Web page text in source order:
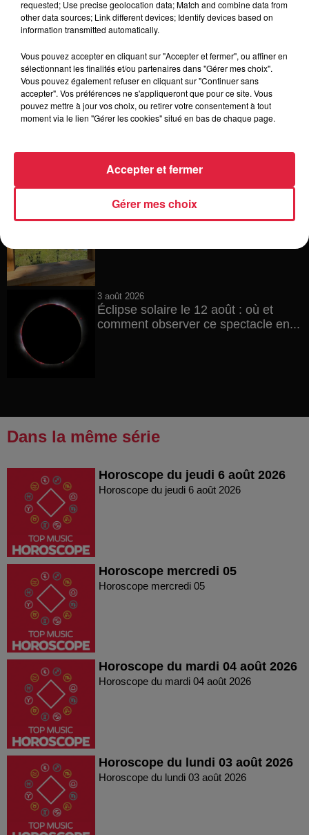
4 août 2026
Vélos d'occasion en Alsace : les
4 août 2026
Bischheim : disparition d’une
4 août 2026
Muttersholtz : après SensoRied,
3 août 2026
Éclipse solaire le 12 août : où et
comment observer ce spectacle en...
Dans la même série
Horoscope du jeudi 6 août 2026
Horoscope du jeudi 6 août 2026
Horoscope mercredi 05
Horoscope mercredi 05
Horoscope du mardi 04 août 2026
Horoscope du mardi 04 août 2026
Horoscope du lundi 03 août 2026
Horoscope du lundi 03 août 2026
requested; Use precise geolocation data; Match and combine data from
other data sources; Link different devices; Identify devices based on
information transmitted automatically.
Vous pouvez accepter en cliquant sur "Accepter et fermer", ou affiner en
sélectionnant les finalités et/ou partenaires dans "Gérer mes choix".
Vous pouvez également refuser en cliquant sur "Continuer sans
accepter". Vos préférences ne s'appliqueront que pour ce site. Vous
pouvez mettre à jour vos choix, ou retirer votre consentement à tout
moment via le lien "Gérer les cookies" situé en bas de chaque page.
Gérer mes choix
Accepter et fermer